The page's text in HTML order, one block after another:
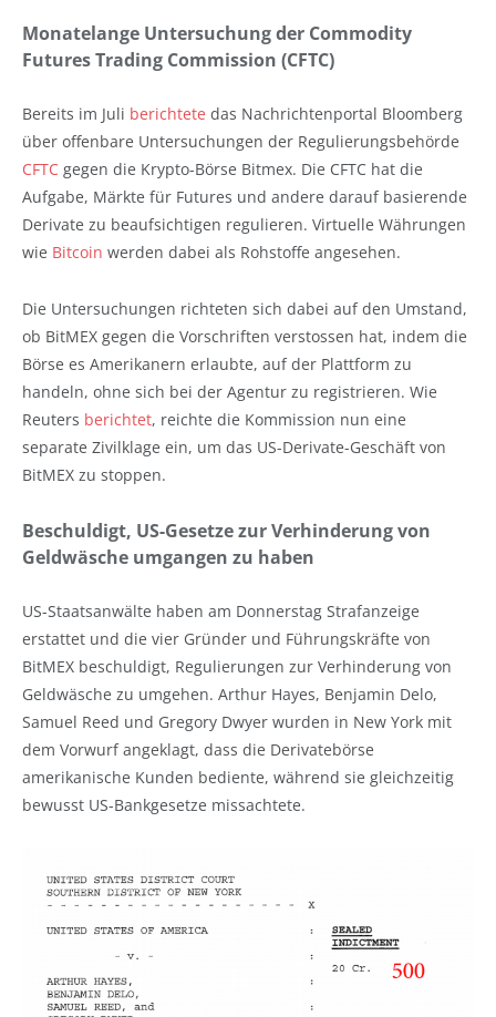
Monatelange Untersuchung der Commodity
Futures Trading Commission (CFTC)
Bereits im Juli berichtete das Nachrichtenportal Bloomberg
über offenbare Untersuchungen der Regulierungsbehörde
CFTC gegen die Krypto-Börse Bitmex. Die CFTC hat die
Aufgabe, Märkte für Futures und andere darauf basierende
Derivate zu beaufsichtigen regulieren. Virtuelle Währungen
wie Bitcoin werden dabei als Rohstoffe angesehen.
Die Untersuchungen richteten sich dabei auf den Umstand,
ob BitMEX gegen die Vorschriften verstossen hat, indem die
Börse es Amerikanern erlaubte, auf der Plattform zu
handeln, ohne sich bei der Agentur zu registrieren. Wie
Reuters berichtet, reichte die Kommission nun eine
separate Zivilklage ein, um das US-Derivate-Geschäft von
BitMEX zu stoppen.
Beschuldigt, US-Gesetze zur Verhinderung von
Geldwäsche umgangen zu haben
US-Staatsanwälte haben am Donnerstag Strafanzeige
erstattet und die vier Gründer und Führungskräfte von
BitMEX beschuldigt, Regulierungen zur Verhinderung von
Geldwäsche zu umgehen. Arthur Hayes, Benjamin Delo,
Samuel Reed und Gregory Dwyer wurden in New York mit
dem Vorwurf angeklagt, dass die Derivatebörse
amerikanische Kunden bediente, während sie gleichzeitig
bewusst US-Bankgesetze missachtete.